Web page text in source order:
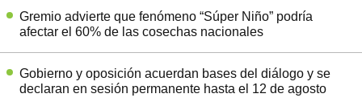
Gremio advierte que fenómeno “Súper Niño” podría
afectar el 60% de las cosechas nacionales
Gobierno y oposición acuerdan bases del diálogo y se
declaran en sesión permanente hasta el 12 de agosto